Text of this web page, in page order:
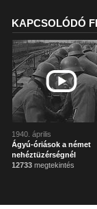
KAPCSOLÓDÓ
1940. április
Ágyú-óriások a német
nehéztüzérségnél
12733 megtekintés